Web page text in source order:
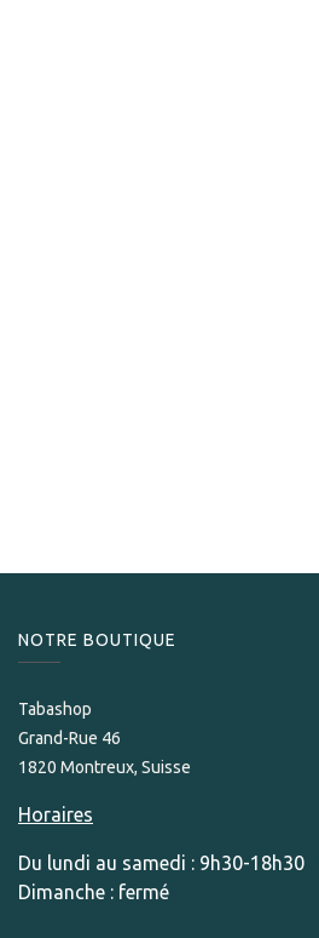
NOTRE BOUTIQUE
Tabashop
Grand-Rue 46
1820 Montreux, Suisse
Horaires
Du lundi au samedi : 9h30-18h30
Dimanche : fermé